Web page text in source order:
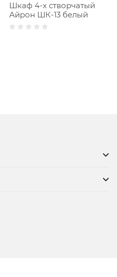
Шкаф 4-х створчатый
Айрон ШК-13 белый